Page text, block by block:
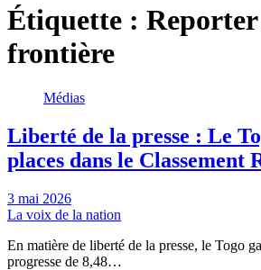
Étiquette : Reporter
frontière
Médias
Liberté de la presse : Le
places dans le Classement
3 mai 2026
La voix de la nation
En matière de liberté de la presse, le Togo
progresse de 8,48…